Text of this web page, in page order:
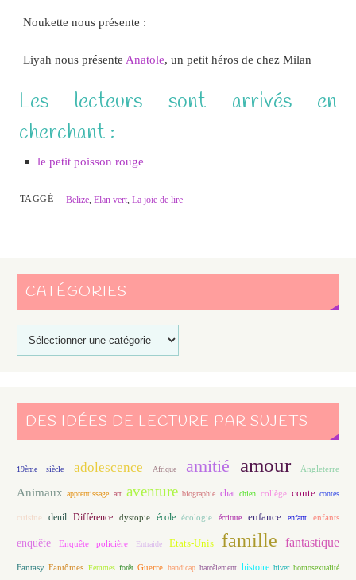
Noukette nous présente :
Liyah nous présente Anatole, un petit héros de chez Milan
Les lecteurs sont arrivés en
cherchant :
le petit poisson rouge
TAGGÉ Belize,Elan vert,La joie de lire
CATÉGORIES
DES IDÉES DE LECTURE PAR SUJETS
19ème siècle adolescence Afrique amitié amour Angleterre
Animaux apprentissage art aventure biographie chat chien collège conte contes
cuisine deuil Différence dystopie école écologie écriture enfance enfant enfants
enquête Enquête policière Entraide Etats-Unis famille fantastique
Fantasy Fantômes Femmes forêt Guerre handicap harcèlement histoire hiver homosexualité